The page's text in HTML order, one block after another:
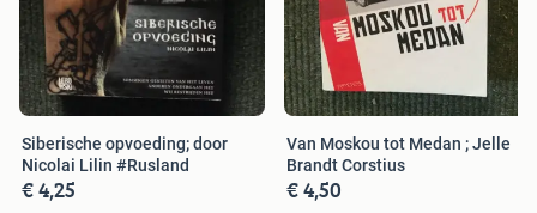
Siberische opvoeding; door
Nicolai Lilin #Rusland
€ 4,25
Van Moskou tot Medan ; Jelle
Brandt Corstius
€ 4,50